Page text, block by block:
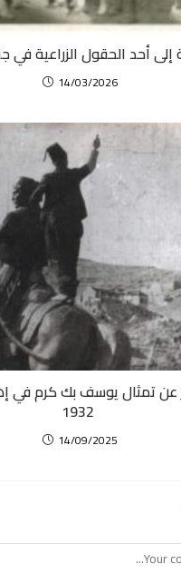
إلى أحد الحقول الزراعية في
14/03/2026
1932
14/09/2025